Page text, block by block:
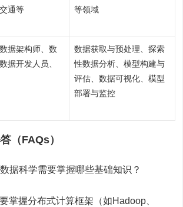
通等
等领域
据架构师、数
据开发人员、
数据获取与预处理、探索
性数据分析、模型构建与
评估、数据可视化、模型
部署与监控
（FAQs）
据科学需要掌握哪些基础知识？
掌握分布式计算框架（如Hadoop、